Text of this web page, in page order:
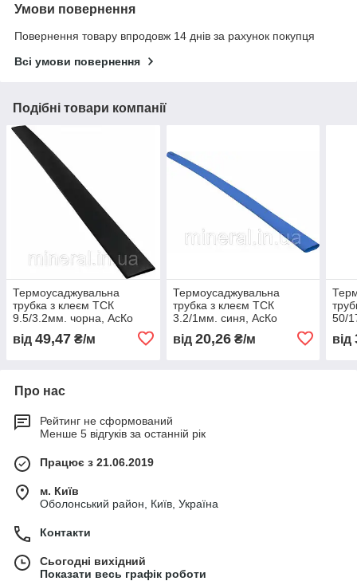
Умови повернення
Повернення товару впродовж 14 днів за рахунок покупця
Всі умови повернення
Подібні товари компанії
Термоусаджувальна
трубка з клеєм ТСК
9.5/3.2мм. чорна, АсКо
від 49,47 ₴/м
Термоусаджувальна
трубка з клеєм ТСК
3.2/1мм. синя, АсКо
від 20,26₴/м
50/
від
Про нас
Рейтинг не сформований
Менше 5 відгуків за останній рік
Працює з 21.06.2019
м. Київ
Оболонський район, Київ, Україна
Контакти
Сьогодні вихідний
Показати весь графік роботи